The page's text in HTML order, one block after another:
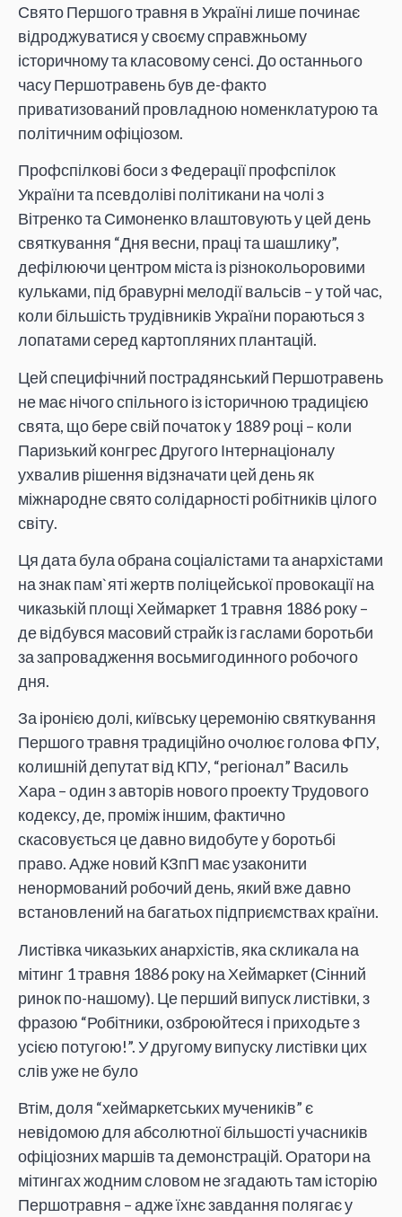
Свято Першого травня в Україні лише починає
відроджуватися у своєму справжньому
історичному та класовому сенсі. До останнього
часу Першотравень був де-факто
приватизований провладною номенклатурою та
політичним офіціозом.
Профспілкові боси з Федерації профспілок
України та псевдоліві політикани на чолі з
Вітренко та Симоненко влаштовують у цей день
святкування “Дня весни, праці та шашлику”,
дефілюючи центром міста із різнокольоровими
кульками, під бравурні мелодії вальсів – у той час,
коли більшість трудівників України пораються з
лопатами серед картопляних плантацій.
Цей специфічний пострадянський Першотравень
не має нічого спільного із історичною традицією
свята, що бере свій початок у 1889 році – коли
Паризький конгрес Другого Інтернаціоналу
ухвалив рішення відзначати цей день як
міжнародне свято солідарності робітників цілого
світу.
Ця дата була обрана соціалістами та анархістами
на знак пам`яті жертв поліцейської провокації на
чиказькій площі Хеймаркет 1 травня 1886 року –
де відбувся масовий страйк із гаслами боротьби
за запровадження восьмигодинного робочого
дня.
За іронією долі, київську церемонію святкування
Першого травня традиційно очолює голова ФПУ,
колишній депутат від КПУ, “регіонал” Василь
Хара – один з авторів нового проекту Трудового
кодексу, де, проміж іншим, фактично
скасовується це давно видобуте у боротьбі
право. Адже новий КЗпП має узаконити
ненормований робочий день, який вже давно
встановлений на багатьох підприємствах країни.
Листівка чиказьких анархістів, яка скликала на
мітинг 1 травня 1886 року на Хеймаркет (Сінний
ринок по-нашому). Це перший випуск листівки, з
фразою “Робітники, озброюйтеся і приходьте з
усією потугою!”. У другому випуску листівки цих
слів уже не було
Втім, доля “хеймаркетських мучеників” є
невідомою для абсолютної більшості учасників
офіціозних маршів та демонстрацій. Оратори на
мітингах жодним словом не згадають там історію
Першотравня – адже їхнє завдання полягає у